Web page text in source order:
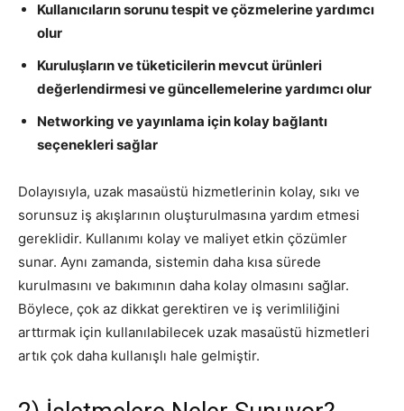
Kullanıcıların sorunu tespit ve çözmelerine yardımcı
olur
Kuruluşların ve tüketicilerin mevcut ürünleri
değerlendirmesi ve güncellemelerine yardımcı olur
Networking ve yayınlama için kolay bağlantı
seçenekleri sağlar
Dolayısıyla, uzak masaüstü hizmetlerinin kolay, sıkı ve
sorunsuz iş akışlarının oluşturulmasına yardım etmesi
gereklidir. Kullanımı kolay ve maliyet etkin çözümler
sunar. Aynı zamanda, sistemin daha kısa sürede
kurulmasını ve bakımının daha kolay olmasını sağlar.
Böylece, çok az dikkat gerektiren ve iş verimliliğini
arttırmak için kullanılabilecek uzak masaüstü hizmetleri
artık çok daha kullanışlı hale gelmiştir.